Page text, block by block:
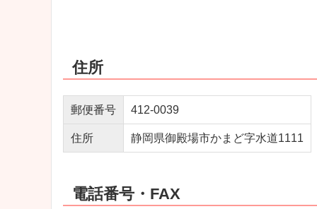
住所
郵便番号 412-0039
住所 静岡県御殿場市かまど字水道1111
電話番号・FAX